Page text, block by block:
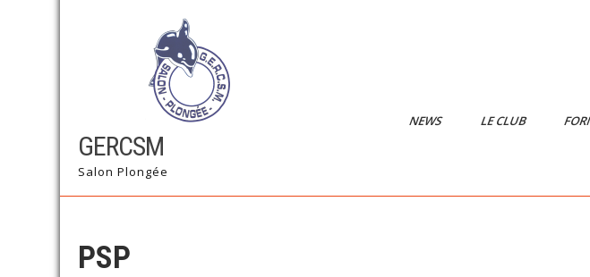
GERCSM
Salon Plongée
NEWS LE CLUB
PSP